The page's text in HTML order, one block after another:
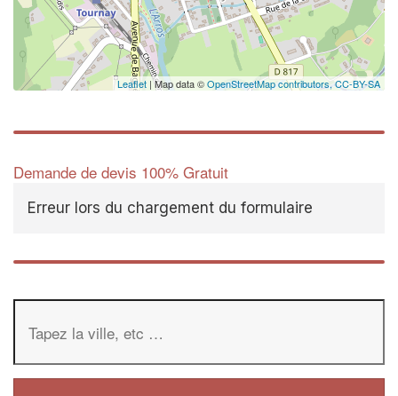
Leaflet | Map data ©OpenStreetMap contributors,CC-BY-SA
Demande de devis 100% Gratuit
Erreur lors du chargement du formulaire